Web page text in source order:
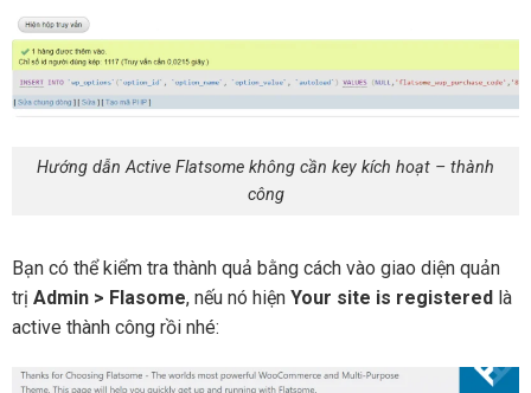
Hướng dẫn Active Flatsome không cần key kích hoạt – thành
công
Bạn có thể kiểm tra thành quả bằng cách vào giao diện quản
trị Admin > Flasome, nếu nó hiện Your site is registered là
active thành công rồi nhé: